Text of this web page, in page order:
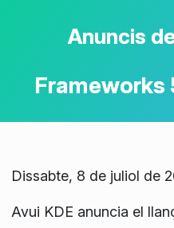
Anuncis
Frameworks
Dissabte, 8 de juliol de
Avui KDE anuncia el